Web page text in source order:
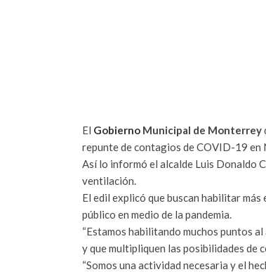
El Gobierno Municipal de Monterrey
repunte de contagios de COVID-19 en
Así lo informó el alcalde Luis Donaldo
ventilación.
El edil explicó que buscan habilitar
público en medio de la pandemia.
“Estamos habilitando muchos puntos
y que multipliquen las posibilidades de
“Somos una actividad necesaria y el